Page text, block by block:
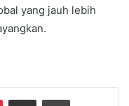
yang jauh lebih
PinterestShare via Email Print